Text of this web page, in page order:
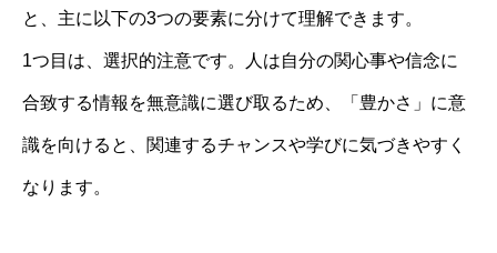
と、主に以下の3つの要素に分けて理解できます。
1つ目は、選択的注意です。人は自分の関心事や信念に
合致する情報を無意識に選び取るため、「豊かさ」に意
識を向けると、関連するチャンスや学びに気づきやすく
なります。